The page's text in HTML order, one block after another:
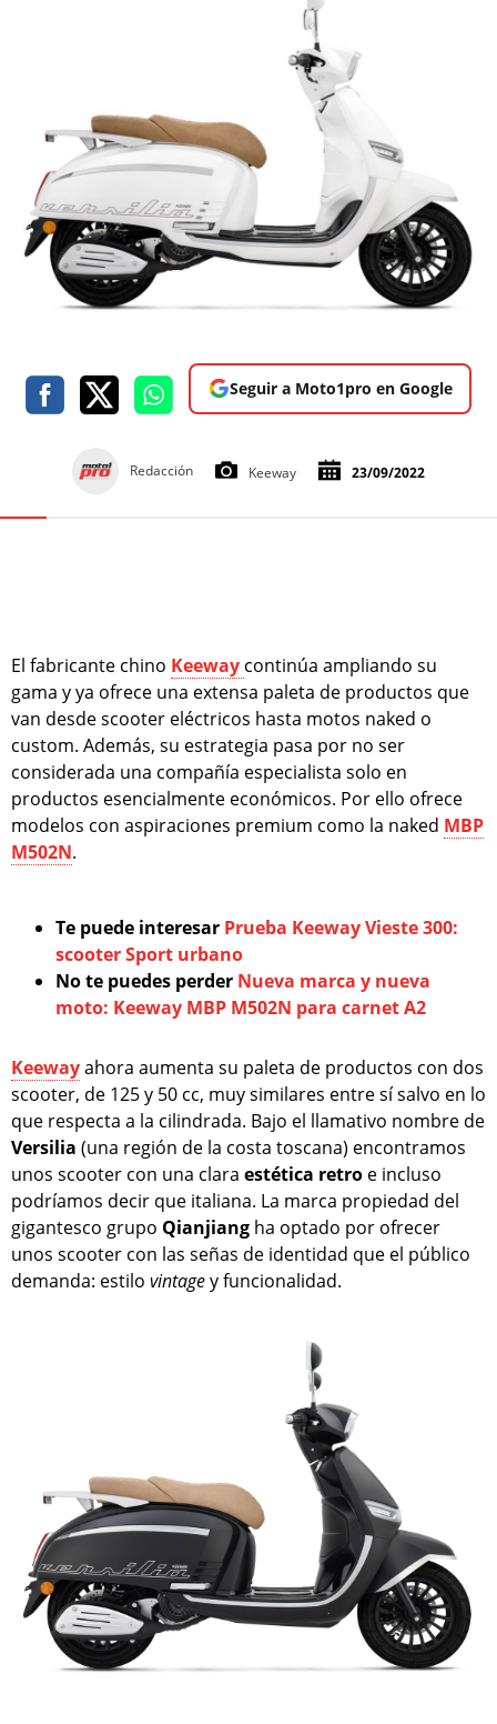
Seguir a Moto1pro en Google
Redacción Keeway 23/09/2022
El fabricante chino Keeway continúa ampliando su
gama y ya ofrece una extensa paleta de productos que
van desde scooter eléctricos hasta motos naked o
custom. Además, su estrategia pasa por no ser
considerada una compañía especialista solo en
productos esencialmente económicos. Por ello ofrece
modelos con aspiraciones premium como la naked MBP
M502N.
Te puede interesar Prueba Keeway Vieste 300:
scooter Sport urbano
No te puedes perder Nueva marca y nueva
moto: Keeway MBP M502N para carnet A2
Keewayahora aumenta su paleta de productos con dos
scooter, de 125 y 50 cc, muy similares entre sí salvo en lo
que respecta a la cilindrada. Bajo el llamativo nombre de
Versilia (una región de la costa toscana) encontramos
unos scooter con una clara estética retro e incluso
podríamos decir que italiana. La marca propiedad del
gigantesco grupo Qianjiang ha optado por ofrecer
unos scooter con las señas de identidad que el público
demanda: estilo vintagey funcionalidad.